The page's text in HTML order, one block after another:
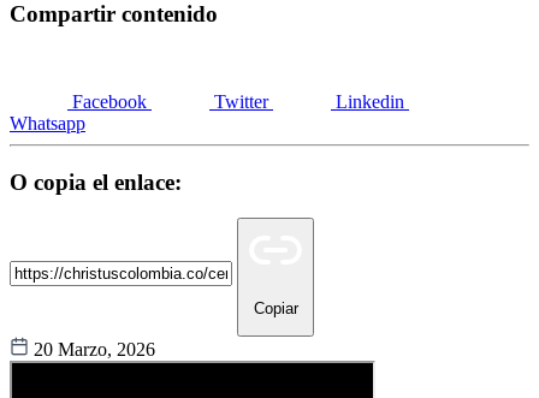
Compartir contenido
Facebook Twitter
Linkedin
Whatsapp
O copia el enlace:
Copiar
20 Marzo, 2026